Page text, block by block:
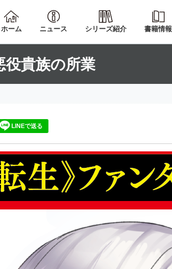
ホーム ニュース シリーズ紹介 書籍情報
役貴族の所業
LINEで送る